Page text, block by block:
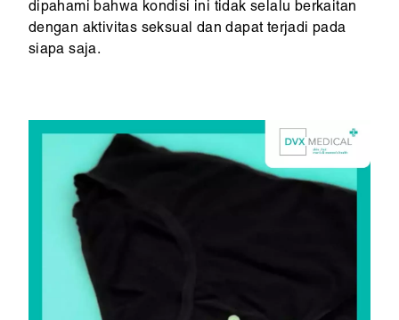
dipahami bahwa kondisi ini tidak selalu berkaitan
dengan aktivitas seksual dan dapat terjadi pada
siapa saja.